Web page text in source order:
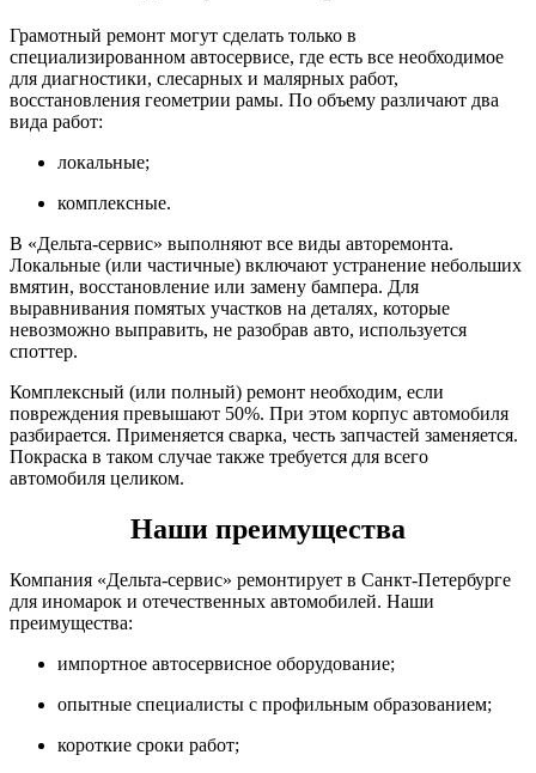
Грамотный ремонт могут сделать только в
специализированном автосервисе, где есть все необходимое
для диагностики, слесарных и малярных работ,
восстановления геометрии рамы. По объему различают два
вида работ:
локальные;
комплексные.
В «Дельта-сервис» выполняют все виды авторемонта.
Локальные (или частичные) включают устранение небольших
вмятин, восстановление или замену бампера. Для
выравнивания помятых участков на деталях, которые
невозможно выправить, не разобрав авто, используется
споттер.
Комплексный (или полный) ремонт необходим, если
повреждения превышают 50%. При этом корпус автомобиля
разбирается. Применяется сварка, честь запчастей заменяется.
Покраска в таком случае также требуется для всего
автомобиля целиком.
Наши преимущества
Компания «Дельта-сервис» ремонтирует в Санкт-Петербурге
для иномарок и отечественных автомобилей. Наши
преимущества:
импортное автосервисное оборудование;
опытные специалисты с профильным образованием;
короткие сроки работ;